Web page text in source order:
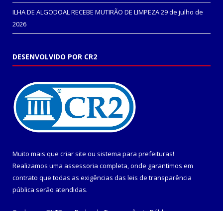
ILHA DE ALGODOAL RECEBE MUTIRÃO DE LIMPEZA29 de julho de
2026
DESENVOLVIDO POR CR2
Muito mais que criar site ou sistema para prefeituras!
Realizamos uma assessoria completa, onde garantimos em
contrato que todas as exigências das leis de transparência
pública serão atendidas.